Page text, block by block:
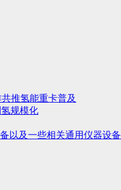
推氢能重卡普及
规模化
以及一些相关通用仪器设备